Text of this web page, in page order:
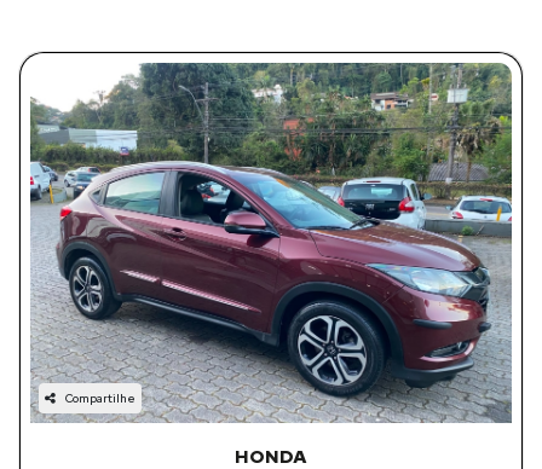
Compartilhe
HONDA